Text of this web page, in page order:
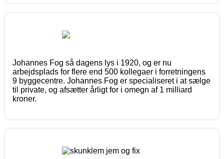
Johannes Fog så dagens lys i 1920, og er nu
arbejdsplads for flere end 500 kollegaer i forretningens
9 byggecentre. Johannes Fog er specialiseret i at sælge
til private, og afsætter årligt for i omegn af 1 milliard
kroner.